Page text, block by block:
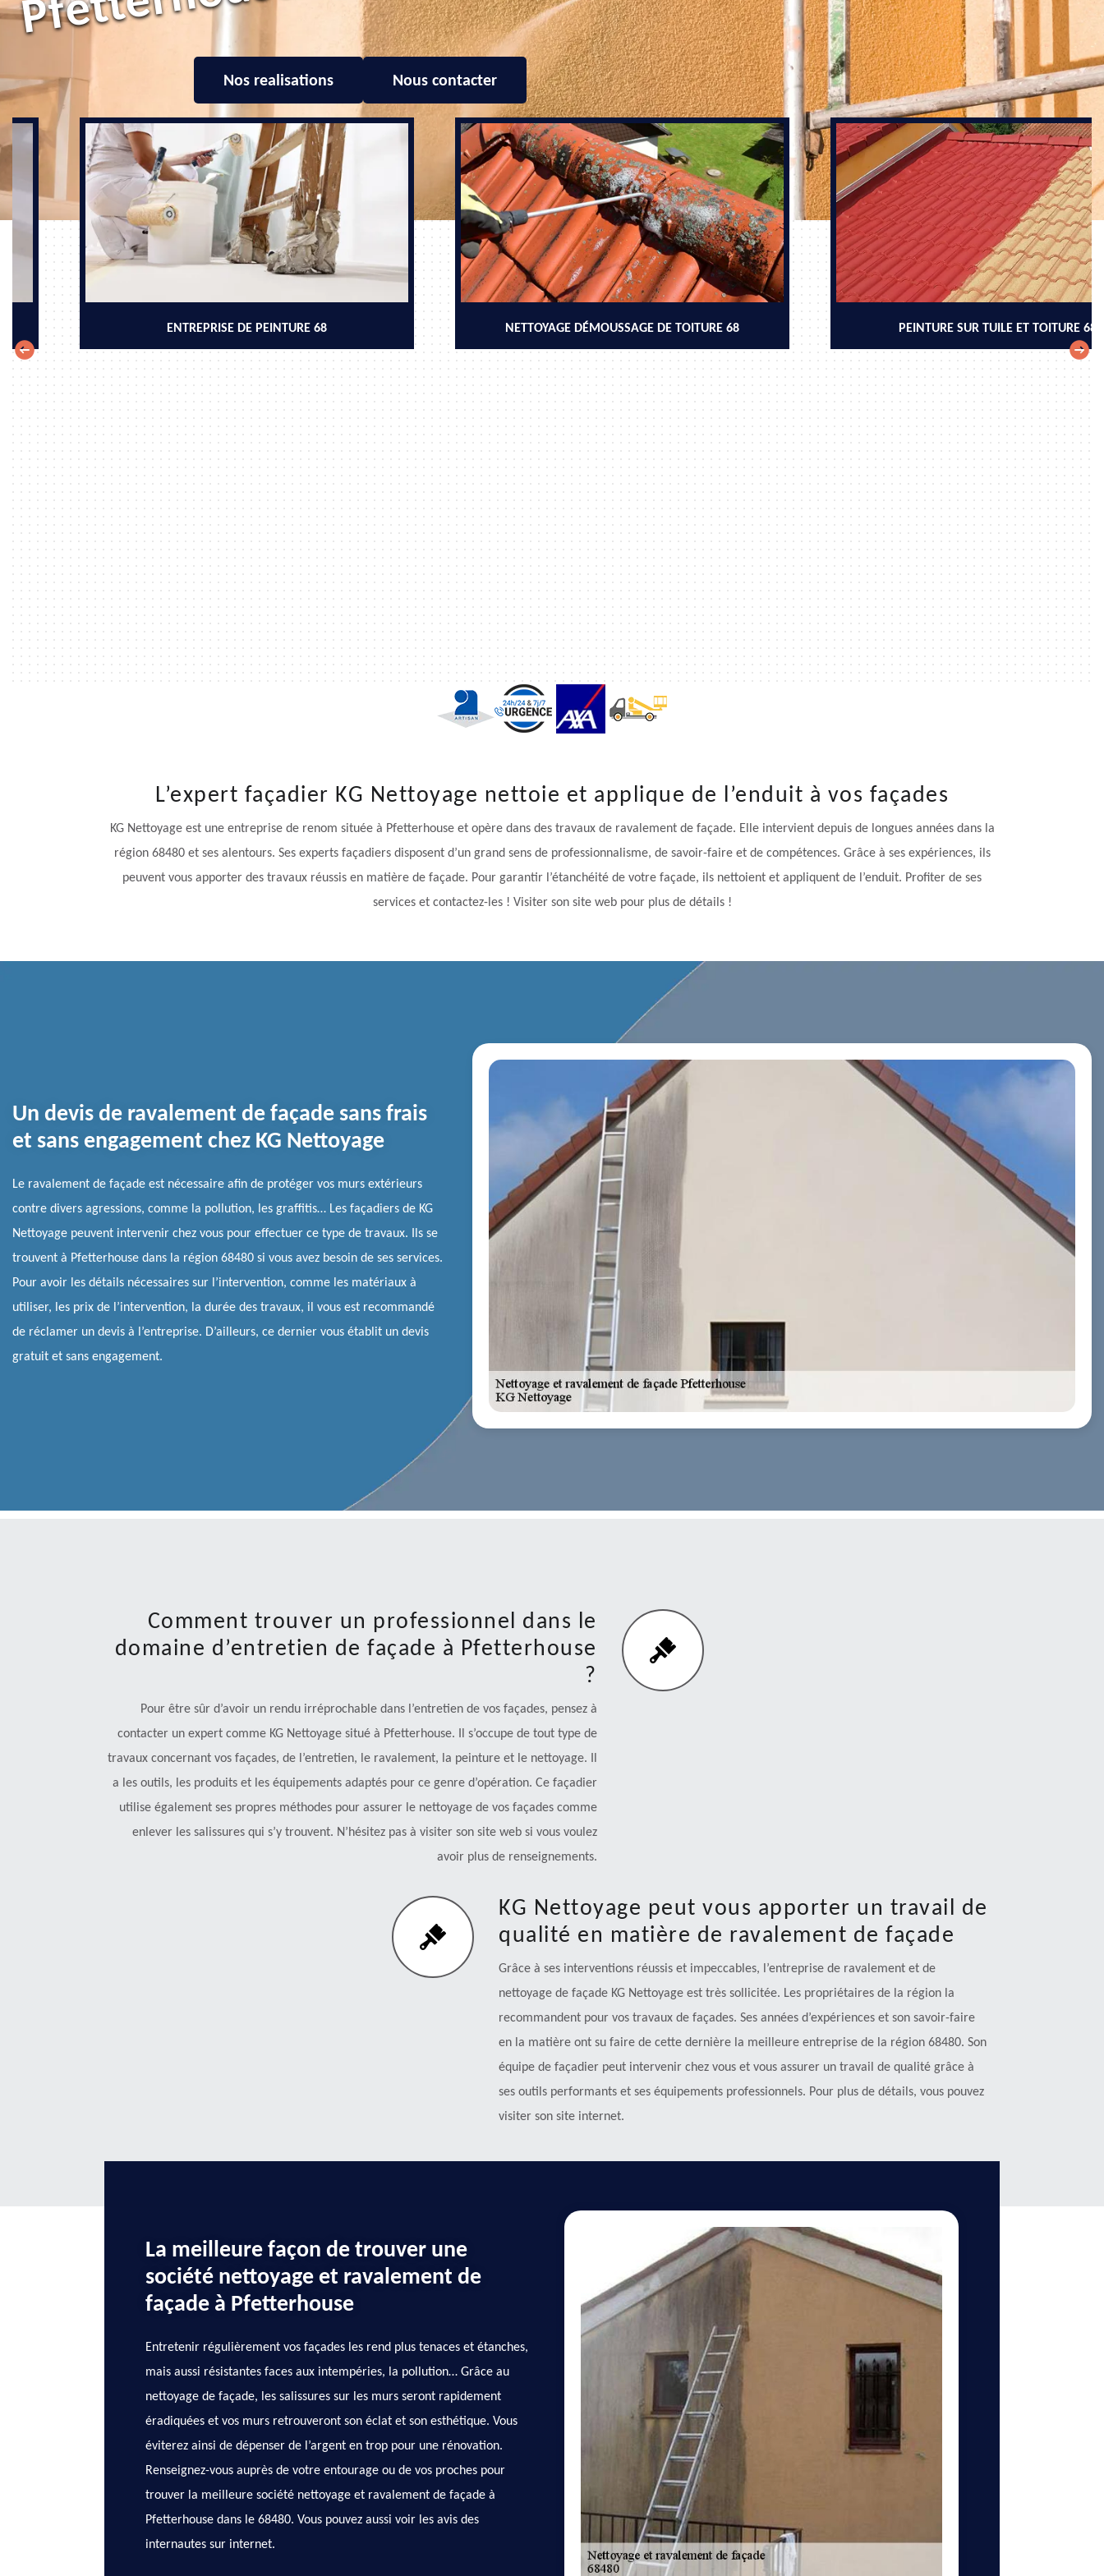
Nos realisations Nous contacter
ENTREPRISE DE PEINTURE 68 NETTOYAGE DÉMOUSSAGE DE TOITURE 68 PEINTURE SUR TUILE ET TOITURE 68
L’expert façadier KG Nettoyage nettoie et applique de l’enduit à vos façades
KG Nettoyage est une entreprise de renom située à Pfetterhouse et opère dans des travaux de ravalement de façade. Elle intervient depuis de longues années dans la
région 68480 et ses alentours. Ses experts façadiers disposent d’un grand sens de professionnalisme, de savoir-faire et de compétences. Grâce à ses expériences, ils
peuvent vous apporter des travaux réussis en matière de façade. Pour garantir l’étanchéité de votre façade, ils nettoient et appliquent de l’enduit. Profiter de ses
services et contactez-les ! Visiter son site web pour plus de détails !
Un devis de ravalement de façade sans frais
et sans engagement chez KG Nettoyage
Le ravalement de façade est nécessaire afin de protéger vos murs extérieurs
contre divers agressions, comme la pollution, les graffitis… Les façadiers de KG
Nettoyage peuvent intervenir chez vous pour effectuer ce type de travaux. Ils se
trouvent à Pfetterhouse dans la région 68480 si vous avez besoin de ses services.
Pour avoir les détails nécessaires sur l’intervention, comme les matériaux à
utiliser, les prix de l’intervention, la durée des travaux, il vous est recommandé
de réclamer un devis à l’entreprise. D’ailleurs, ce dernier vous établit un devis
gratuit et sans engagement.
Comment trouver un professionnel dans le
domaine d’entretien de façade à Pfetterhouse
?
Pour être sûr d’avoir un rendu irréprochable dans l’entretien de vos façades, pensez à
contacter un expert comme KG Nettoyage situé à Pfetterhouse. Il s’occupe de tout type de
travaux concernant vos façades, de l’entretien, le ravalement, la peinture et le nettoyage. Il
a les outils, les produits et les équipements adaptés pour ce genre d’opération. Ce façadier
utilise également ses propres méthodes pour assurer le nettoyage de vos façades comme
enlever les salissures qui s’y trouvent. N’hésitez pas à visiter son site web si vous voulez
avoir plus de renseignements.
KG Nettoyage peut vous apporter un travail de
qualité en matière de ravalement de façade
Grâce à ses interventions réussis et impeccables, l’entreprise de ravalement et de
nettoyage de façade KG Nettoyage est très sollicitée. Les propriétaires de la région la
recommandent pour vos travaux de façades. Ses années d’expériences et son savoir-faire
en la matière ont su faire de cette dernière la meilleure entreprise de la région 68480. Son
équipe de façadier peut intervenir chez vous et vous assurer un travail de qualité grâce à
ses outils performants et ses équipements professionnels. Pour plus de détails, vous pouvez
visiter son site internet.
La meilleure façon de trouver une
société nettoyage et ravalement de
façade à Pfetterhouse
Entretenir régulièrement vos façades les rend plus tenaces et étanches,
mais aussi résistantes faces aux intempéries, la pollution… Grâce au
nettoyage de façade, les salissures sur les murs seront rapidement
éradiquées et vos murs retrouveront son éclat et son esthétique. Vous
éviterez ainsi de dépenser de l’argent en trop pour une rénovation.
Renseignez-vous auprès de votre entourage ou de vos proches pour
trouver la meilleure société nettoyage et ravalement de façade à
Pfetterhouse dans le 68480. Vous pouvez aussi voir les avis des
internautes sur internet.